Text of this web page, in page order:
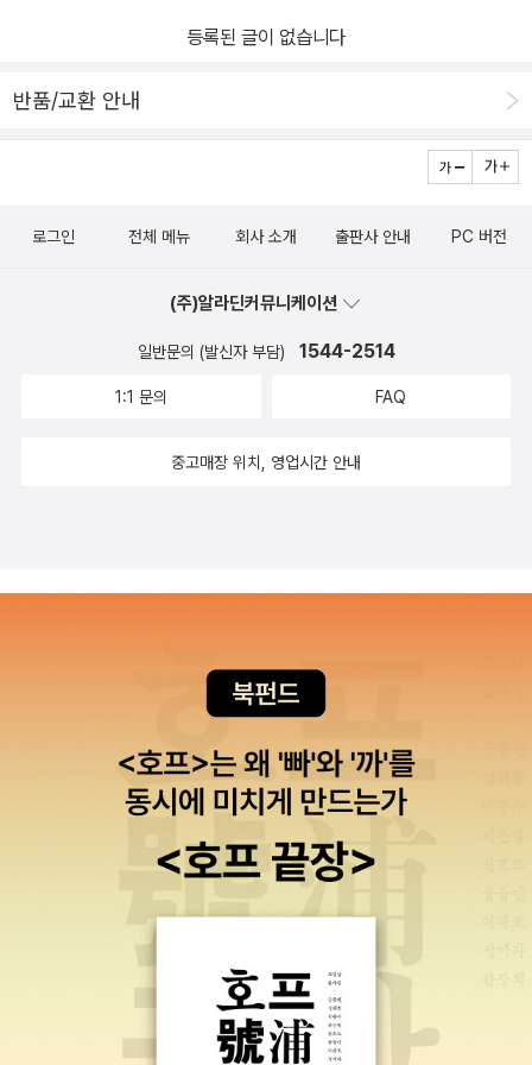
마감합니다.출판사로부터 책을 제공받아주관적으로 작성하였습니다.
연결된 무수히 많은 이유들이 뒤섞이면서 이런 완결로 도달할 수밖에
습니다 외롭고도 두렵고 많은 감정을 스치게 만드는 완결이었어요 하
에서 스트리밍 된 핍의 살인 사건 안내서 시즌 1 : 6개의 에피소드는
데요 시즌 1으로 끝나긴 했지만 훌륭한 원작 소설이 아직 2권이나 남
데요 아마 영상으로 제작되어 마지막 완결 편이 나온다면 마지막 핍
완결의 완결을 보여줄지도 기대가 됩니다​소설을 보면서 외국도 사법
시스템의 허점이 많다는 것을 깨달았고 피해자에 대한 많은 도움이
로 공격을 당해본 사람으로서 그걸 직접 당해보지 않은 사람들은 느
이라는 안도감 그래도 이런 식으로 당하지 않았으면 좋았을 텐데라는
아니라도 유추하면서 읽으면 대략적으로 스토리를 따라가면서 사건
꺼워서 부담스럽고 읽기 어려울 것 같은 분들은 일단 넷플릭스에서
핍의 살인 사건 안내서부터 보고 난 뒤에 천천히 읽어보셔도 괜찮을
등록된 글이 없습니다
반품/교환 안내
로그인 전체 메뉴 회사 소개 출판사 안내 PC 버전
(주)알라딘커뮤니케이션
일반문의 (발신자 부담) 1544-2514
1:1 문의 FAQ
중고매장 위치, 영업시간 안내